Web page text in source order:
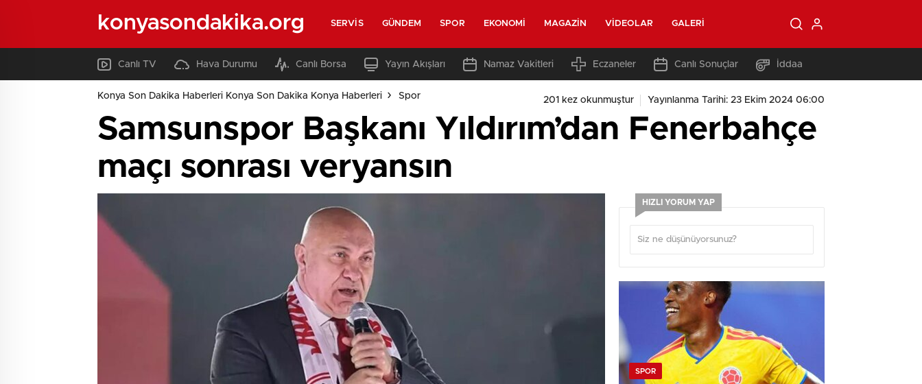
konyasondakika.org SERVIS GÜNDEM SPOR EKONOMI MAGAZIN VIDEOLAR GALERI
Canlı TV Hava Durumu Canlı Borsa Yayın Akışları Namaz Vakitleri Eczaneler Canlı Sonuçlar İddaa
Konya Son Dakika Haberleri Konya Son Dakika Konya Haberleri Spor 201 kez okunmuştur Yayınlanma Tarihi: 23 Ekim 2024 06:00
Samsunspor Başkanı Yıldırım’dan Fenerbahçe
maçı sonrası veryansın
HIZLI YORUM YAP
SPOR